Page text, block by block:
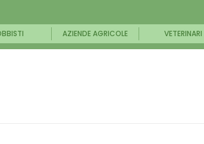
AZIENDE AGRICOLE VETERINARI